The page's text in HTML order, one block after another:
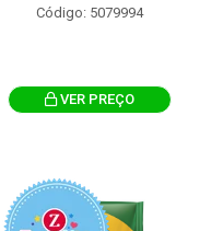
Código: 5079994
VER PREÇO